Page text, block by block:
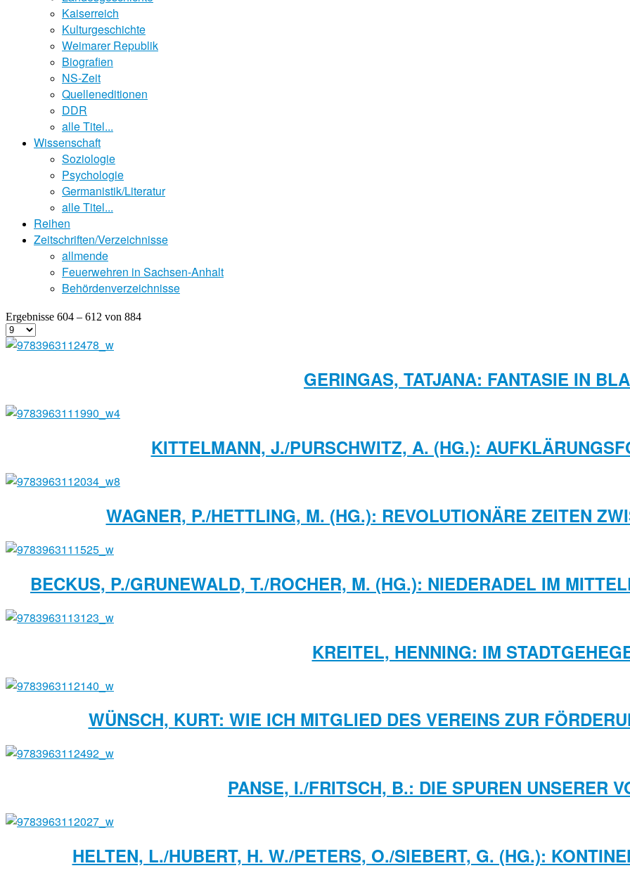
Kaiserreich
Kulturgeschichte
Weimarer Republik
Biografien
NS-Zeit
Quelleneditionen
DDR
alle Titel...
Wissenschaft
Soziologie
Psychologie
Germanistik/Literatur
alle Titel...
Reihen
Zeitschriften/Verzeichnisse
allmende
Feuerwehren in Sachsen-Anhalt
Behördenverzeichnisse
Ergebnisse 604 – 612 von 884
GERINGAS, TATJANA: FANTASIE IN
KITTELMANN, J./PURSCHWITZ, A. (HG.):
WAGNER, P./HETTLING, M. (HG.): REVOLUTIONÄRE ZEITEN
BECKUS, P./GRUNEWALD, T./ROCHER, M. (HG.): NIEDERADEL IM
KREITEL, HENNING: IM
WÜNSCH, KURT: WIE ICH MITGLIED DES VEREINS ZUR
PANSE, I./FRITSCH, B.: DIE SPUREN UNSERER
HELTEN, L./HUBERT, H. W./PETERS, O./SIEBERT, G. (HG.):